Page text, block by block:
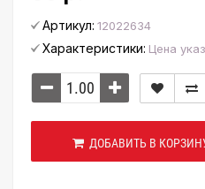
Артикул: 12022634
Характеристики: Цена
ДОБАВИТЬ В